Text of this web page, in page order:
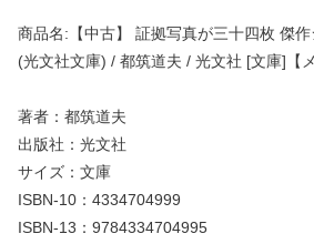
商品名:【中古】 証拠写真が三十四枚 傑
(光文社文庫) / 都筑道夫 / 光文社 [文庫]【
著者：都筑道夫
出版社：光文社
サイズ：文庫
ISBN-10：4334704999
ISBN-13：9784334704995